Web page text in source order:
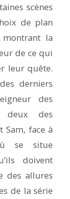
scènes
de plan
la
de ce qui
leur quête.
derniers
des
deux des
Sam, face à
se situe
doivent
des allures
de la série